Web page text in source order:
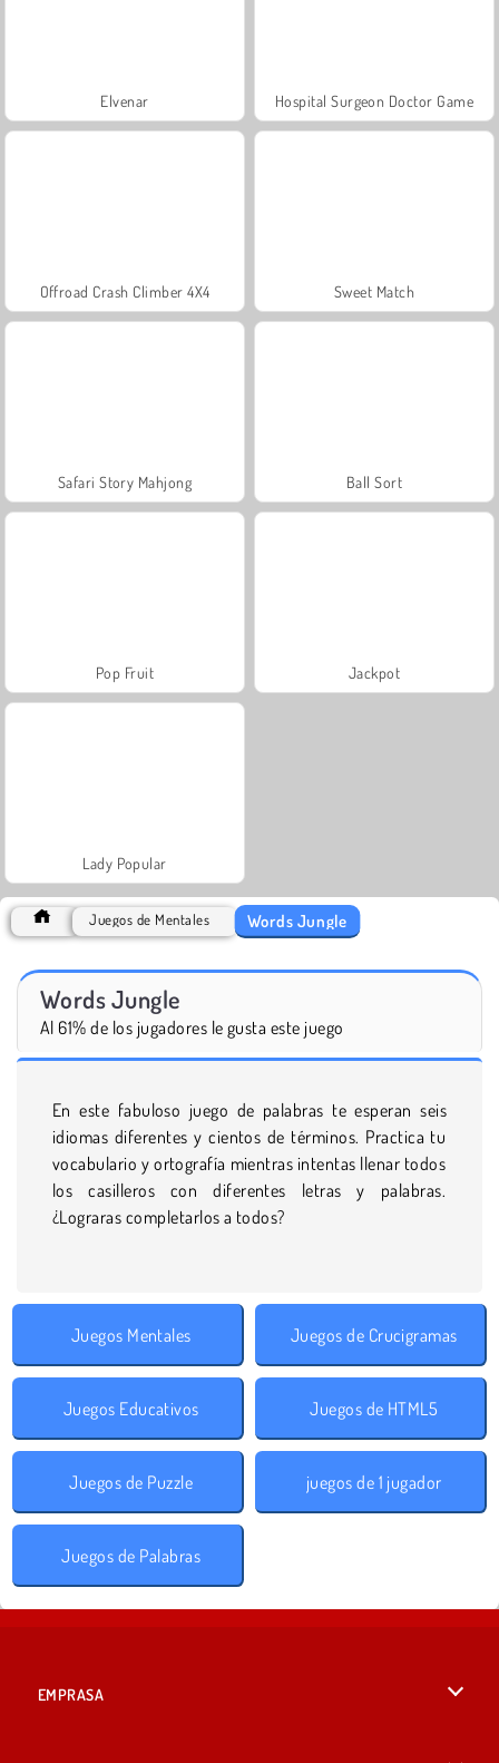
Elvenar Hospital Surgeon Doctor Game
Offroad Crash Climber 4X4 Sweet Match
Safari Story Mahjong Ball Sort
Pop Fruit Jackpot
Lady Popular
Juegos de Mentales Words Jungle
Words Jungle
Al 61% de los jugadores le gusta este juego
En este fabuloso juego de palabras te esperan seis
idiomas diferentes y cientos de términos. Practica tu
vocabulario y ortografía mientras intentas llenar todos
los casilleros con diferentes letras y palabras.
¿Lograras completarlos a todos?
Juegos Mentales Juegos de Crucigramas
Juegos Educativos Juegos de HTML5
Juegos de Puzzle juegos de 1 jugador
Juegos de Palabras
EMPRASA